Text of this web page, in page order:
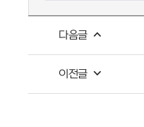
다음글
이전글